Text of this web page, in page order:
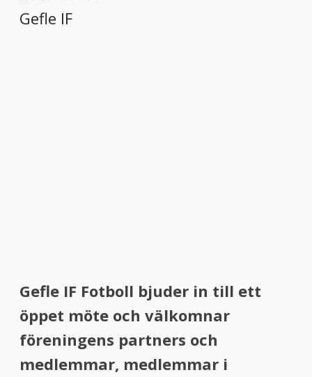
Gefle IF
Gefle IF Fotboll bjuder in till ett
öppet möte och välkomnar
föreningens partners och
medlemmar, medlemmar i